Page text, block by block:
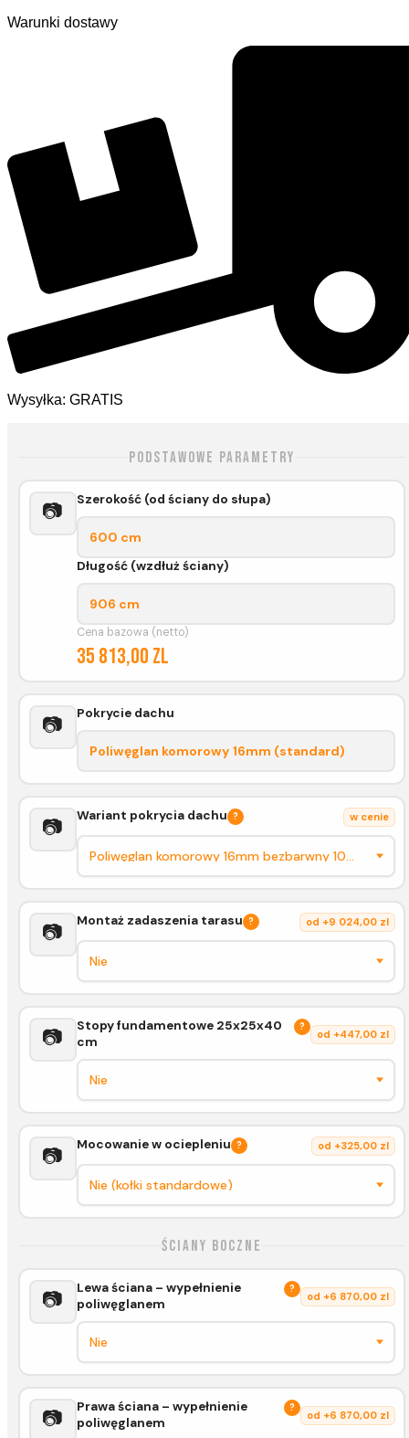
Warunki dostawy
Wysyłka: GRATIS
Podstawowe parametry
📷 Szerokość (od ściany do słupa)
600 cm
Długość (wzdłuż ściany)
906 cm
Cena bazowa (netto)
35 813,00 zl
📷 Pokrycie dachu
Poliwęglan komorowy 16mm (standard)
📷 Wariant pokrycia dachu ? w cenie
📷 Montaż zadaszenia tarasu ? od +9 024,00 zl
📷
Stopy fundamentowe 25x25x40
cm
?
od +447,00 zl
📷 Mocowanie w ociepleniu ? od +325,00 zl
Ściany boczne
📷
Lewa ściana – wypełnienie
poliwęglanem
?
od +6 870,00 zl
📷
Prawa ściana – wypełnienie
poliwęglanem
?
od +6 870,00 zl